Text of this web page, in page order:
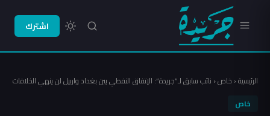
اشترك
الرئيسية‹ خاص‹ نائب سابق لـ”جريدة”: الإتفاق النفطي بين بغداد واربيل لن ينهي الخلافات
خاص